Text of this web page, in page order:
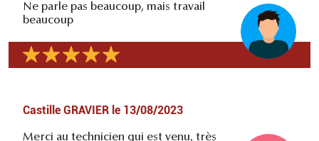
Ne parle pas beaucoup, mais travail
beaucoup
Castille GRAVIER le 13/08/2023
Merci au technicien qui est venu, très